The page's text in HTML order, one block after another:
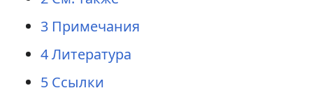
3 Примечания
4Литература
5 Ссылки